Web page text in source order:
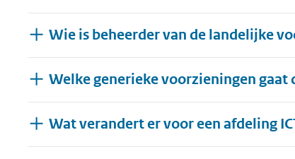
Wie is beheerder van de landelijke
Welke generieke voorzieningen gaat
Wat verandert er voor een afdeling